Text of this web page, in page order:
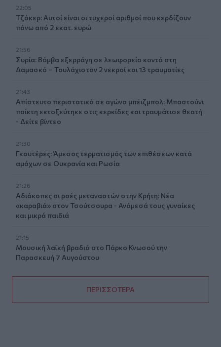
22:05
Τζόκερ: Αυτοί είναι οι τυχεροί αριθμοί που κερδίζουν
πάνω από 2 εκατ. ευρώ
21:56
Συρία: Βόμβα εξερράγη σε λεωφορείο κοντά στη
Δαμασκό – Τουλάχιστον 2 νεκροί και 13 τραυματίες
21:43
Απίστευτο περιστατικό σε αγώνα μπέιζμπολ: Μπαστούνι
παίκτη εκτοξεύτηκε στις κερκίδες και τραυμάτισε θεατή
- Δείτε βίντεο
21:30
Γκουτέρες: Άμεσος τερματισμός των επιθέσεων κατά
αμάχων σε Ουκρανία και Ρωσία
21:26
Αδιάκοπες οι ροές μεταναστών στην Κρήτη: Νέα
«καραβιά» στον Τσούτσουρα - Ανάμεσά τους γυναίκες
και μικρά παιδιά
21:15
Μουσική λαϊκή βραδιά στο Πάρκο Κνωσού την
Παρασκευή 7 Αυγούστου
ΠΕΡΙΣΣΟΤΕΡΑ